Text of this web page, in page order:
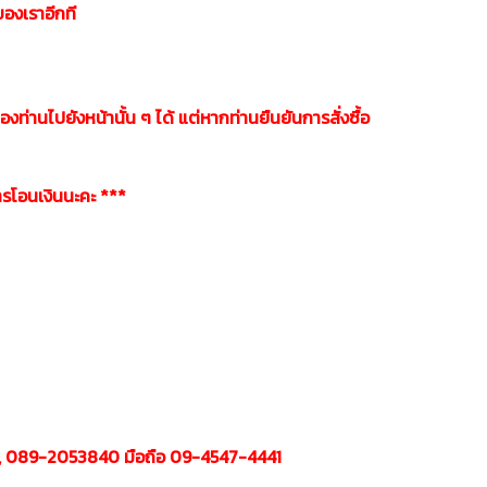
งเราอีกที
งท่านไปยังหน้านั้น ๆ ได้ แต่หากท่านยืนยันการสั่งซื้อ
อนเงินนะคะ ***
089-2053840 มือถือ 09-4547-4441